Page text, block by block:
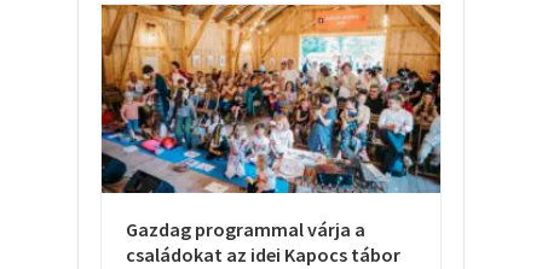
Gazdag programmal várja a
családokat az idei Kapocs tábor